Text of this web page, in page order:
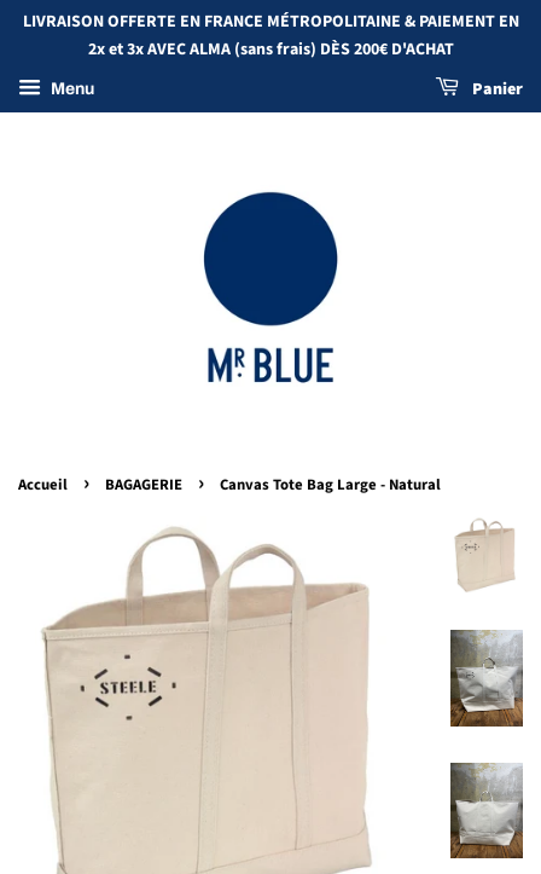
LIVRAISON OFFERTE EN FRANCE MÉTROPOLITAINE & PAIEMENT EN
2x et 3x AVEC ALMA (sans frais) DÈS 200€ D'ACHAT
Menu Panier
Accueil › BAGAGERIE › Canvas Tote Bag Large - Natural